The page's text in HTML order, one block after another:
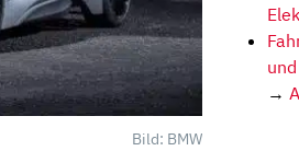
Bild: BMW
→